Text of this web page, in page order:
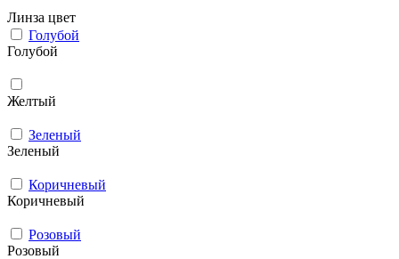
Линза цвет
Голубой
Голубой
Желтый
Зеленый
Зеленый
Коричневый
Коричневый
Розовый
Розовый